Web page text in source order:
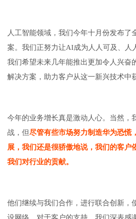
人工智能领域，我们今年十月份发布了
案。我们正努力让AI成为人人可及、人
我们希望未来几年能推出更加令人兴奋
解决方案，助力客户从这一新兴技术中
今年的业务增长真是激动人心。当然，
战，但尽管有些市场努力制造华为恐慌
展，我们还是很骄傲地说，我们的客户
我们对行业的贡献。
他们继续与我们合作，进行联合创新，